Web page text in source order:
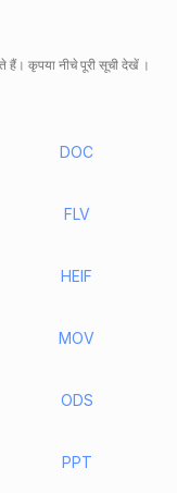
कृपया नीचे पूरी सूची देखें ।
DOC
FLV
HEIF
MOV
ODS
PPT